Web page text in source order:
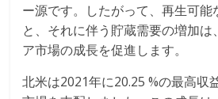
ー源です。したがって、再生可能
と、それに伴う貯蔵需要の増加
ア市場の成長を促進します。
北米は2021年に20.25 %の最高収